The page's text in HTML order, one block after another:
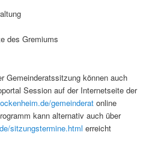
des Gremiums
Gemeinderatssitzung können auch
Session auf der Internetseite der
gemeinderat online
kann alternativ auch über
sitzungstermine.html erreicht